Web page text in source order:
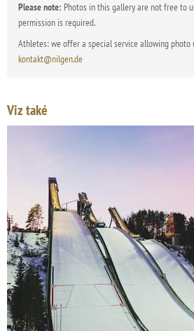
Please note: Photos in this gallery are not free to
permission is required.
Athletes: we offer a special service allowing photo
kontakt@nilgen.de
Viz také